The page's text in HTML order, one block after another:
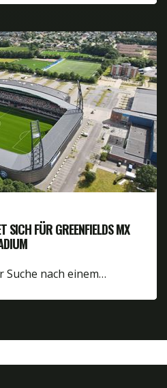
SICH FÜR GREENFIELDS MX
Suche nach einem…